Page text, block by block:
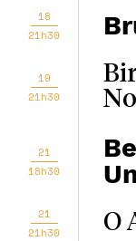
18
21h30
19
21h30
21
18h30
21
21h30
O